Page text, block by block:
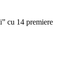
cu 14 premiere